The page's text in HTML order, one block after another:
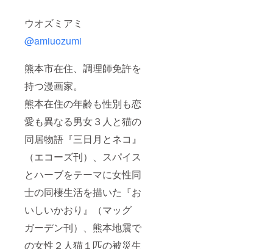
ウオズミアミ
@amiuozumi
熊本市在住、調理師免許を
持つ漫画家。
熊本在住の年齢も性別も恋
愛も異なる男女３人と猫の
同居物語『三日月とネコ』
（エコーズ刊）、スパイス
とハーブをテーマに女性同
士の同棲生活を描いた『お
いしいかおり』（マッグ
ガーデン刊）、熊本地震で
の女性２人猫１匹の被災生